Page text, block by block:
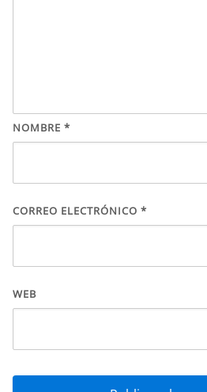
NOMBRE *
CORREO ELECTRÓNICO *
WEB